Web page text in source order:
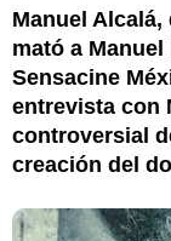
Manuel
mató a
Sensacine
entrevista con
controversial
creación del